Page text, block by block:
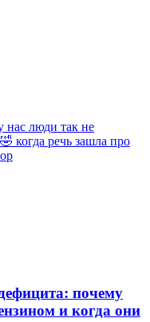
нас люди так не
когда речь зашла про
почему
и когда они